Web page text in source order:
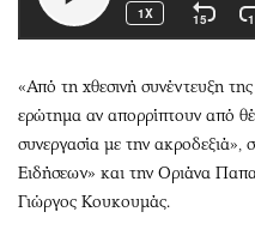
«Από τη χθεσινή συνέντευξη
ερώτημα αν απορρίπτουν από
συνεργασία με την
Ειδήσεων» και την Οριάνα
Γιώργος Κουκουμάς.